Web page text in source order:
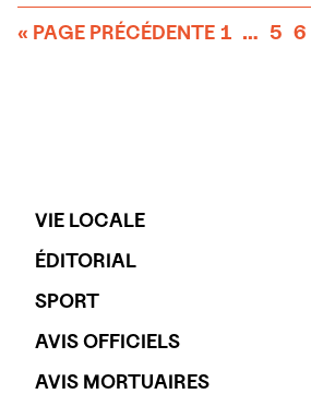
VIE LOCALE
ÉDITORIAL
SPORT
AVIS OFFICIELS
AVIS MORTUAIRES
« PAGE PRÉCÉDENTE 1 … 5 6